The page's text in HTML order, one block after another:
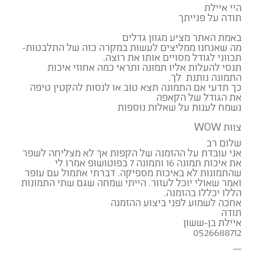
היי איילת
תודה על פנייתך
באמת האתר מציע מגוון גדלים
מה שאנחנו ממליצים לעשות במקרה כזה של התלבטות-
תכווני לגודל מסויים אותו את רוצה.
תנסי להעלות אליו תמונה ותראי כמה אחוזי איכות
התמונה נותנת לך.
כך תדעי אם התמונה תצא טוב או לנסות להקטין טיפה
את הגודל של הקאפה
נשמח לענות על שאלות נוספות
צוות WOW
שלום רב
אני עובדת על ההזמנה של הקפות אך לא מצליחה לשפר
את איכות תמונה 16 ותמונה 7 בפוטושופ אמרו לי
שהתמונות לא באיכות מספיקה. דברתי אתמול עם עופר
ואמר שאולי יוכל לעזור. הייתי שמחה שגם שתי התמונות
הללו יכללו בהזמנה.
אחכה לשמוע לפני ביצוע ההזמנה
תודה
איילת בן-ששון
0526688712
—